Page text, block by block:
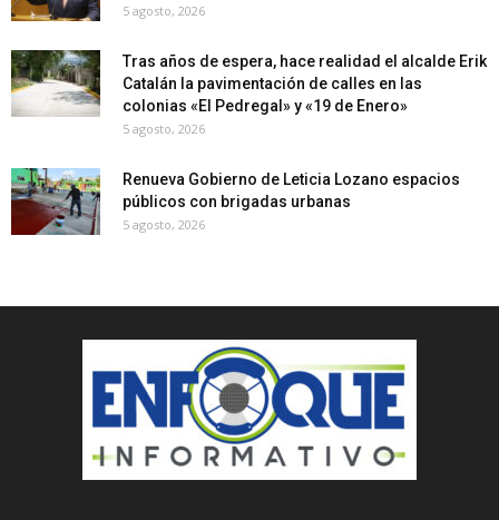
5 agosto, 2026
Tras años de espera, hace realidad el alcalde Erik
Catalán la pavimentación de calles en las
colonias «El Pedregal» y «19 de Enero»
5 agosto, 2026
Renueva Gobierno de Leticia Lozano espacios
públicos con brigadas urbanas
5 agosto, 2026